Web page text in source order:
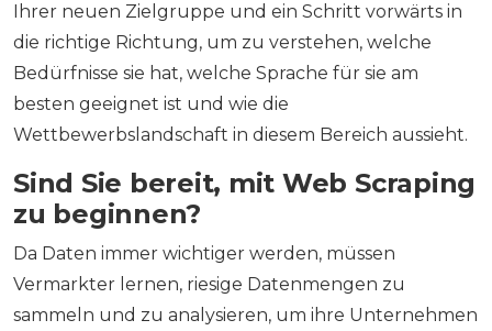
Ihrer neuen Zielgruppe und ein Schritt vorwärts in
die richtige Richtung, um zu verstehen, welche
Bedürfnisse sie hat, welche Sprache für sie am
besten geeignet ist und wie die
Wettbewerbslandschaft in diesem Bereich aussieht.
Sind Sie bereit, mit Web Scraping
zu beginnen?
Da Daten immer wichtiger werden, müssen
Vermarkter lernen, riesige Datenmengen zu
sammeln und zu analysieren, um ihre Unternehmen